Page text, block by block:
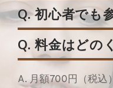
Q. 初心者でも
Q. 料金はどの
A. 月額700円（税込